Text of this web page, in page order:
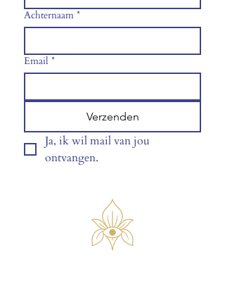
Achternaam *
Email *
Verzenden
Ja, ik wil mail van jou
ontvangen.